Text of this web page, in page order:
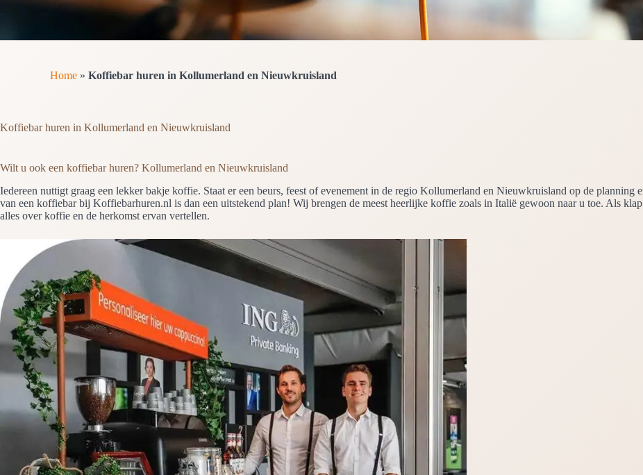
Home» Koffiebar huren in Kollumerland en Nieuwkruisland
Koffiebar huren in Kollumerland en Nieuwkruisland
Wilt u ook een koffiebar huren? Kollumerland en Nieuwkruisland
Iedereen nuttigt graag een lekker bakje koffie. Staat er een beurs, feest of evenement in de regio Kollumerland en Nieuwkruisland op de
van een koffiebar bij Koffiebarhuren.nl is dan een uitstekend plan! Wij brengen de meest heerlijke koffie zoals in Italië gewoon naar u toe. Als
alles over koffie en de herkomst ervan vertellen.